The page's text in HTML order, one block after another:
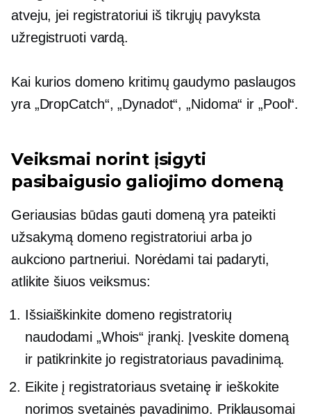
atveju, jei registratoriui iš tikrųjų pavyksta
užregistruoti vardą.
Kai kurios domeno kritimų gaudymo paslaugos
yra „DropCatch“, „Dynadot“, „Nidoma“ ir „Pool“.
Veiksmai norint įsigyti
pasibaigusio galiojimo domeną
Geriausias būdas gauti domeną yra pateikti
užsakymą domeno registratoriui arba jo
aukciono partneriui. Norėdami tai padaryti,
atlikite šiuos veiksmus:
Išsiaiškinkite domeno registratorių
naudodami „Whois“ įrankį. Įveskite domeną
ir patikrinkite jo registratoriaus pavadinimą.
Eikite į registratoriaus svetainę ir ieškokite
norimos svetainės pavadinimo. Priklausomai